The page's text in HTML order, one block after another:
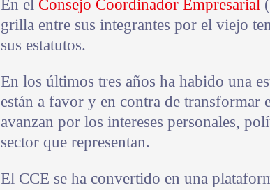
En el Consejo Coordinador Empresarial
grilla entre sus integrantes por el viejo
sus estatutos.
En los últimos tres años ha habido una
están a favor y en contra de transformar
avanzan por los intereses personales,
sector que representan.
El CCE se ha convertido en una